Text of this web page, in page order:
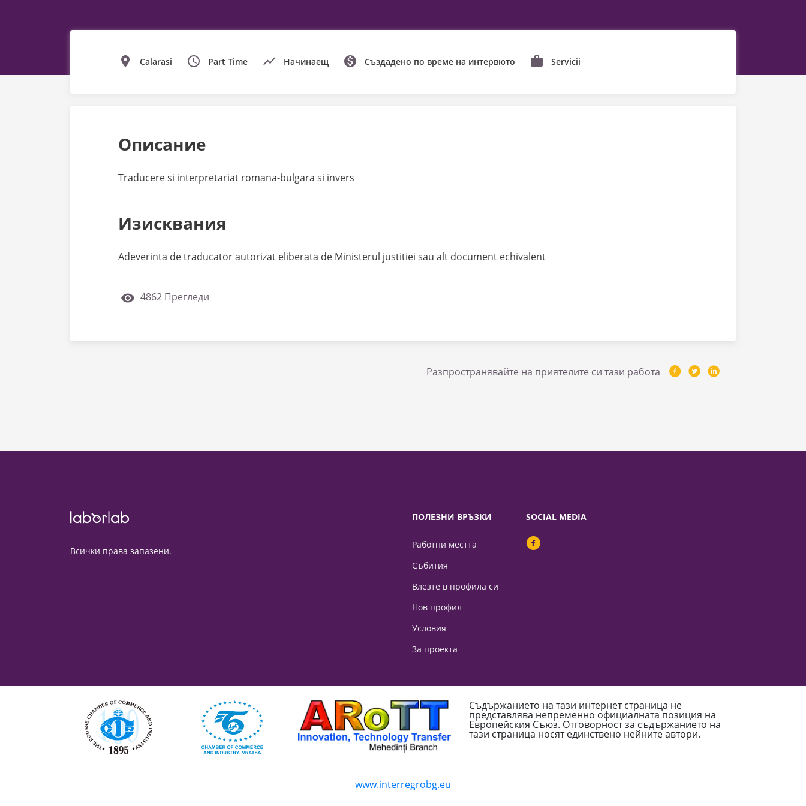
Calarasi Part Time Начинаещ Създадено по време на интервюто Servicii
Описание
Traducere si interpretariat romana-bulgara si invers
Изисквания
Adeverinta de traducator autorizat eliberata de Ministerul justitiei sau alt document echivalent
4862 Прегледи
Разпространявайте на приятелите си тази работа
Всички права запазени.
ПОЛЕЗНИ ВРЪЗКИ
Работни местта
Събития
Влезте в профила си
Нов профил
Условия
За проекта
SOCIAL MEDIA
Съдържанието на тази интернет страница не
представлява непременно официалната позиция на
Европейския Съюз. Отговорност за съдържанието на
тази страница носят единствено нейните автори.
www.interregrobg.eu